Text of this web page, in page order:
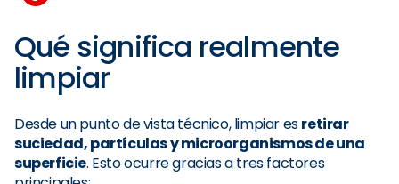
Qué significa realmente
limpiar
Desde un punto de vista técnico, limpiar esretirar
suciedad, partículas y microorganismos de una
superficie. Esto ocurre gracias a tres factores